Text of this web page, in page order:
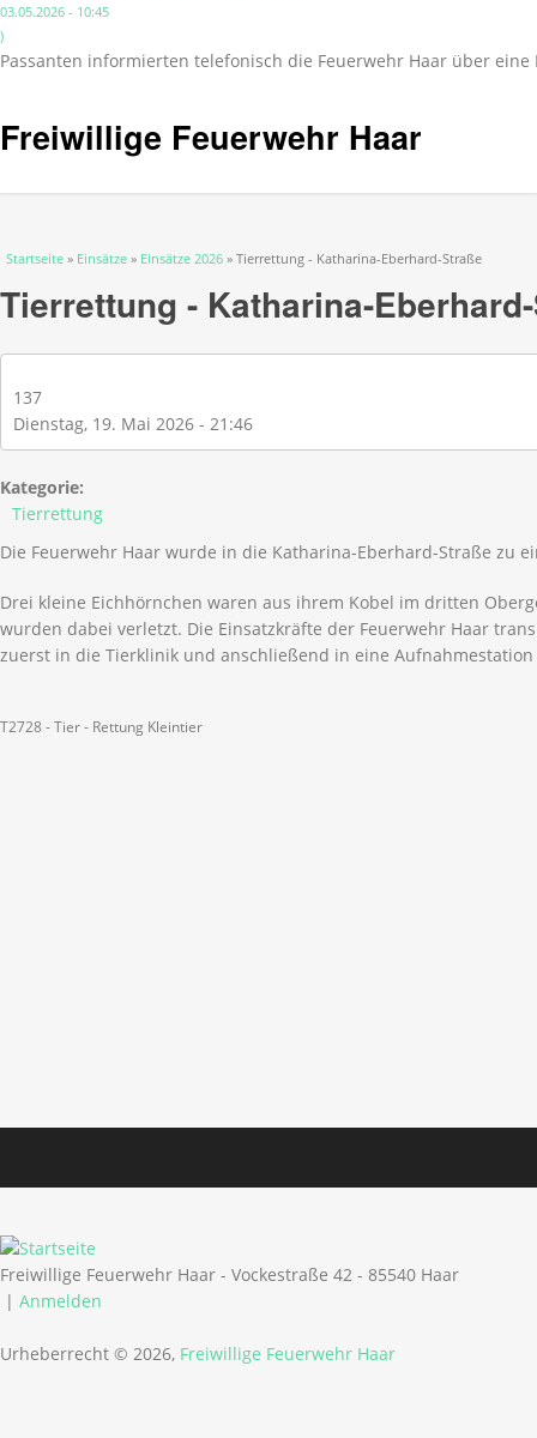
03.05.2026 - 10:45
)
Passanten informierten telefonisch die Feuerwehr Haar über
Freiwillige Feuerwehr Haar
Sie sind hier
Startseite » Einsätze » Einsätze 2026 » Tierrettung - Katharina-Eberhard-Straße
Tierrettung - Katharina-
137
Dienstag, 19. Mai 2026 - 21:46
Kategorie:
Tierrettung
Die Feuerwehr Haar wurde in die Katharina-Eberhard-Straße zu
Drei kleine Eichhörnchen waren aus ihrem Kobel im dritten
wurden dabei verletzt. Die Einsatzkräfte der Feuerwehr Haar
zuerst in die Tierklinik und anschließend in eine
T2728 - Tier - Rettung Kleintier
Freiwillige Feuerwehr Haar - Vockestraße 42 - 85540 Haar
| Anmelden
Urheberrecht © 2026, Freiwillige Feuerwehr Haar